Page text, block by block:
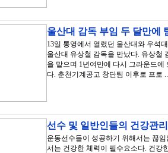
울산대 감독 부임 두 달만에
13일 통영에서 열렸던 울산대와 우석
울산대 유상철 감독을 만났다. 유상철
을 맡으며 1년여만에 다시 그라운드
다. 춘천기계공고 창단팀 이후로 프로
선수 및 일반인들의 건강관
운동선수들이 성공하기 위해서는 끊
서는 건강한 체력이 필수요소다. 건강